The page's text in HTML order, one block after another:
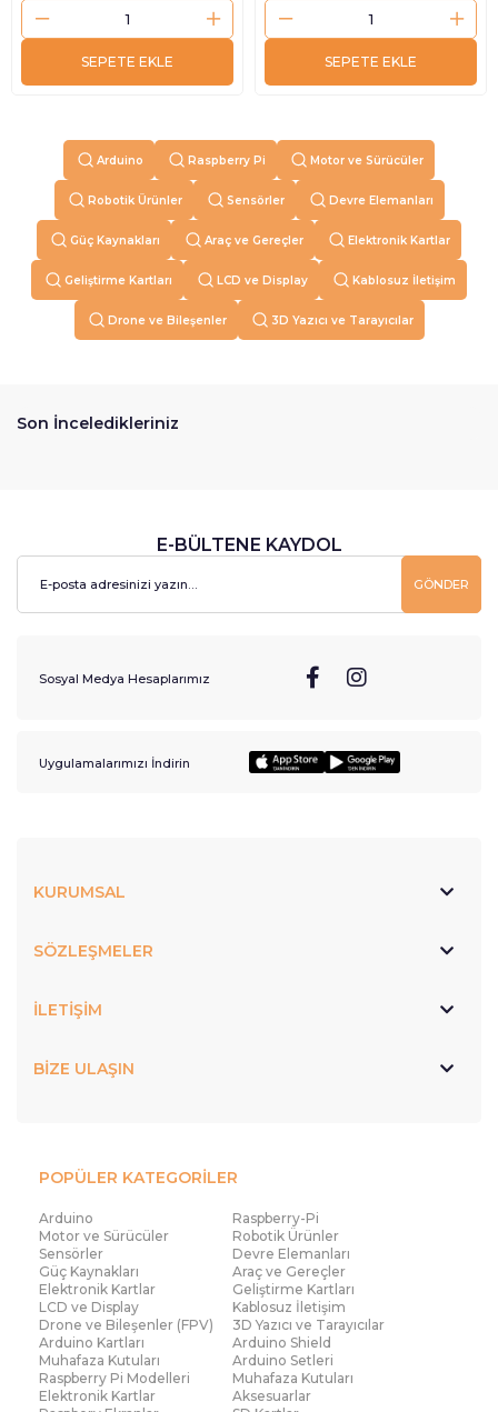
SEPETE EKLE SEPETE EKLE
Arduino Raspberry Pi Motor ve Sürücüler
Robotik Ürünler Sensörler Devre Elemanları
Güç Kaynakları Araç ve Gereçler Elektronik Kartlar
Geliştirme Kartları LCD ve Display Kablosuz İletişim
Drone ve Bileşenler 3D Yazıcı ve Tarayıcılar
Son İnceledikleriniz
E-BÜLTENE KAYDOL
GÖNDER
Sosyal Medya Hesaplarımız
Uygulamalarımızı İndirin
KURUMSAL
SÖZLEŞMELER
İLETİŞİM
BİZE ULAŞIN
POPÜLER KATEGORİLER
Arduino
Raspberry-Pi
Motor ve Sürücüler
Robotik Ürünler
Sensörler
Devre Elemanları
Güç Kaynakları
Araç ve Gereçler
Elektronik Kartlar
Geliştirme Kartları
LCD ve Display
Kablosuz İletişim
Drone ve Bileşenler (FPV)
3D Yazıcı ve Tarayıcılar
Arduino Kartları
Arduino Shield
Muhafaza Kutuları
Arduino Setleri
Raspberry Pi Modelleri
Muhafaza Kutuları
Elektronik Kartlar
Aksesuarlar